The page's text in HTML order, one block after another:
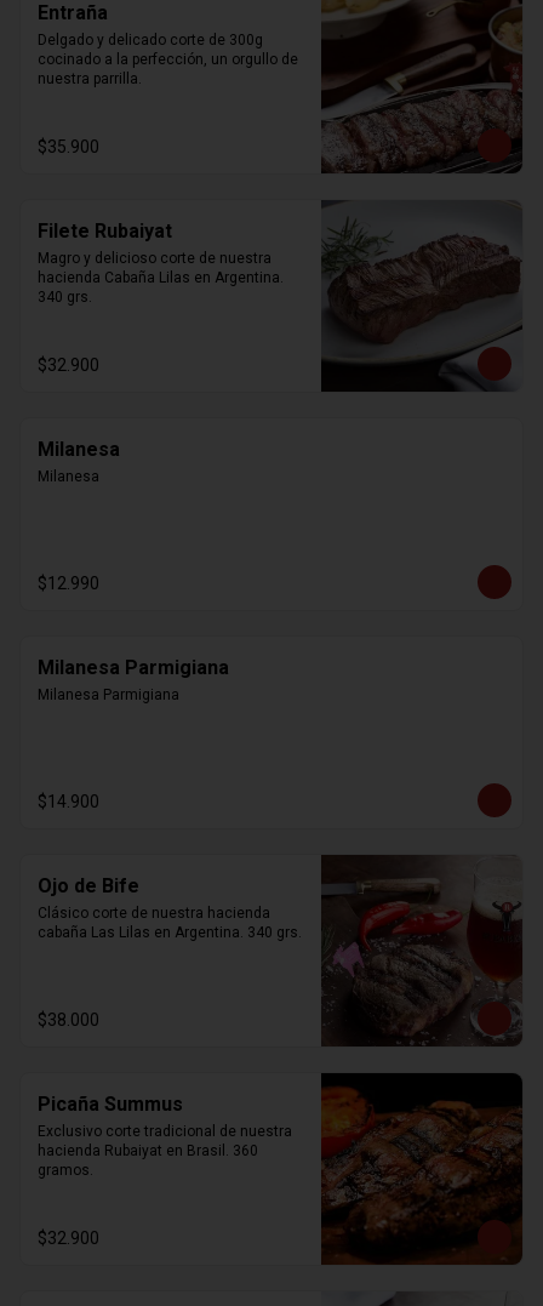
Entraña
Delgado y delicado corte de 300g
cocinado a la perfección, un orgullo de
nuestra parrilla.
$35.900
Filete Rubaiyat
Magro y delicioso corte de nuestra
hacienda Cabaña Lilas en Argentina.
340 grs.
$32.900
Milanesa
Milanesa
$12.990
Milanesa Parmigiana
Milanesa Parmigiana
$14.900
Ojo de Bife
Clásico corte de nuestra hacienda
cabaña Las Lilas en Argentina. 340 grs.
$38.000
Picaña Summus
Exclusivo corte tradicional de nuestra
hacienda Rubaiyat en Brasil. 360
gramos.
$32.900